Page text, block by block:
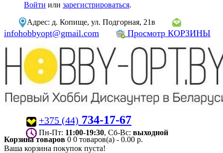
Войти или зарегистрироваться.
Адрес: д. Копище, ул. Подгорная, 21в
infohobbyopt@gmail.com Просмотр КОРЗИНЫ
+375 (44) 734-17-67
Пн-Пт: 11:00-19:30 , Сб-Вс: выходной
Корзина товаров 0 0 товаров(а) - 0.00 р.
Ваша корзина покупок пуста!